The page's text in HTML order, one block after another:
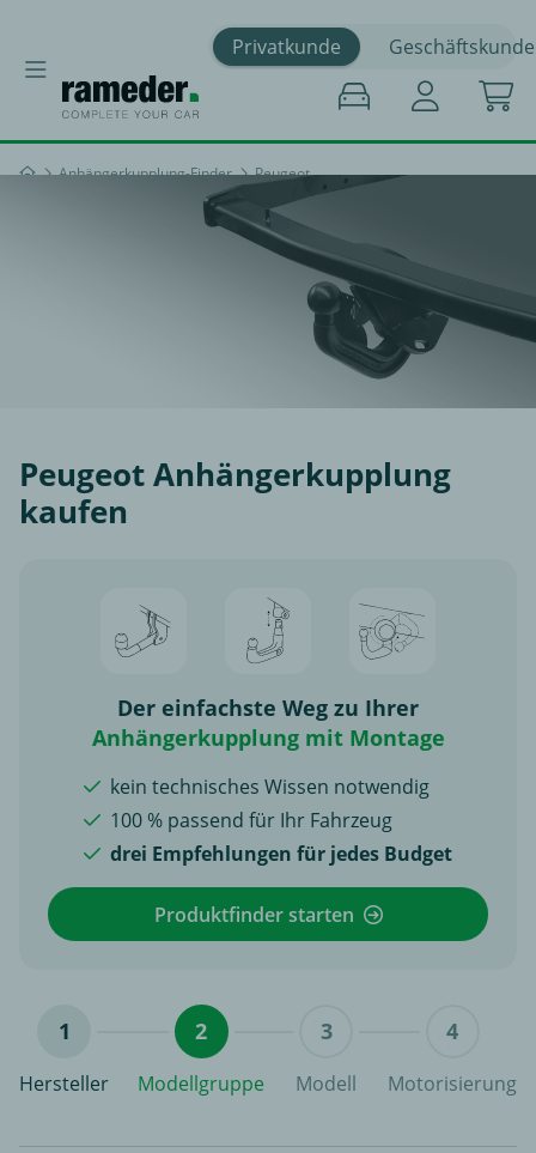
Privatkunde Geschäftskunde
Anhängerkupplung-Finder Peugeot
Peugeot Anhängerkupplung
kaufen
Der einfachste Weg zu Ihrer
Anhängerkupplung mit Montage
kein technisches Wissen notwendig
100 % passend für Ihr Fahrzeug
drei Empfehlungen für jedes Budget
Produktfinder starten
Hersteller Modellgruppe Modell Motorisierung